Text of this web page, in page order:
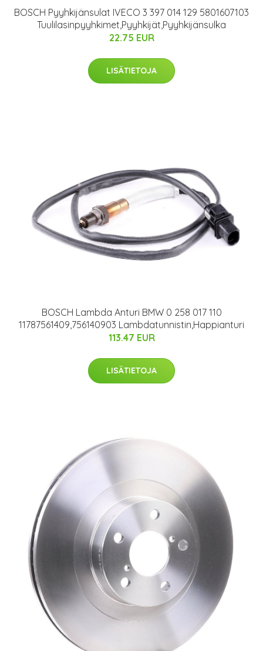
BOSCH Pyyhkijänsulat IVECO 3 397 014 129 5801607103
Tuulilasinpyyhkimet,Pyyhkijät,Pyyhkijänsulka
22.75 EUR
LISÄTIETOJA
BOSCH Lambda Anturi BMW 0 258 017 110
11787561409,756140903 Lambdatunnistin,Happianturi
113.47 EUR
LISÄTIETOJA